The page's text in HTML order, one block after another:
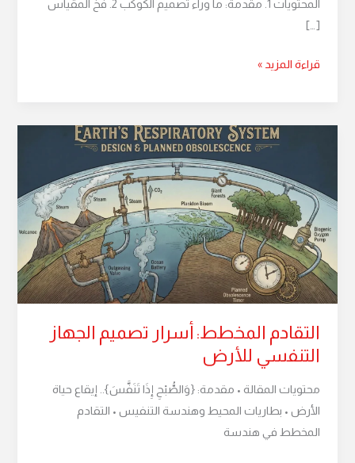
المحتويات 1. مقدمة: ما وراء تصميم الكوكب 2. فخ المقياس
[…]
قراءة المزيد »
التقادم المخطط: أسرار تصميم الجهاز
التنفسي للأرض
محتويات المقالة • مقدمة: {وَالصُّبْحِ إِذَا تَنَفَّسَ}.. إيقاع حياة
الأرض • بطاريات المحيط وهندسة التنفيس • التقادم
المخطط في هندسة
أسرار
تصميم
الجهاز
التنفسي
للأرض